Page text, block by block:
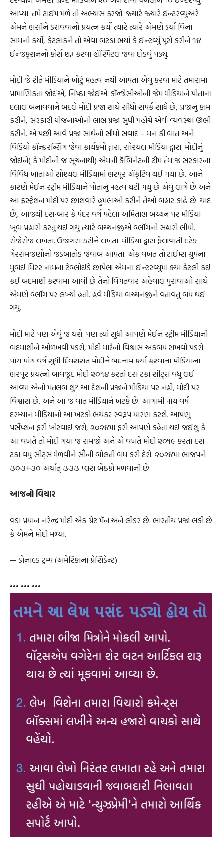
આપ્યા. તમે ટાઈમ મળે તો અભ્યાસ કરજો. જ્યારે જ્યારે ઈન્ટરવ્યુઅરે
એમને ભસીને ડરાવવાનો પ્રયત્ન કર્યો ત્યારે ત્યારે એમણે ડર્યા વિના
સામનો કર્યો, કેટલાકને તો એવાં બટકાં ભર્યાં કે ઈન્ટર્વ્યુ પૂરો કરીને ૧૪
ઈન્જક્‌શનનો કોર્સ શરૂ કરવા હૉસ્પિટલ જવા દોડવું પડ્યું.
મોદી જે રીતે મીડિયાને ખોટું મહત્વ નથી આપતા એવું કરવા માટે તમારામાં
પ્રામાણિકતા જોઈએ, નિષ્ઠા જોઈએ. કૉન્ગ્રેસીઓની જેમ મીડિયાને પોતાના
દલાલ બનાવવાને બદલે મોદી પ્રજા સાથે સીધો સંપર્ક સાધે છે, પ્રજાનું કામ
કરીને, સરકારી યોજનાઓનો લાભ પ્રજા સુધી પહોંચે એવી વ્યવસ્થા ઊભી
કરીને. એ પછી આવે પ્રજા સાથેનો સીધો સંવાદ – મન કી બાત અને
વિડિયો કૉન્ફરન્સિંગ જેવા કાર્યક્રમો દ્વારા, સોશ્યલ મીડિયા દ્વારા. મોદીનું
જોઈને( કે મોદીની જ સૂચનાથી) એમની કૅબિનેટની ટીમ તેમ જ સરકારનાં
વિવિધ ખાતાઓ સોશ્યલ મીડિયામાં ભરપૂર ઍક્‌ટિવ થઈ ગયા છે. આને
કારણે મેઈન સ્ટ્રીમ મીડિયાને પોતાનું મહત્વ ઘટી ગયું છે એવું લાગે છે અને
આ ફ્રસ્ટ્રેશન મોદી પર છાશવારે હુમલાઓ કરીને તેઓ બહાર કાઢે છે. યાદ
છે, આજથી દસ-બાર કે પંદર વર્ષ પહેલાં અમિતાભ બચ્ચન પર મીડિયા
ખૂબ પ્રહારો કરતું થઈ ગયું ત્યારે બચ્ચનજીએ બ્લૉગનો સહારો લીધો.
રોજેરોજ લખતા. ઉજાગરા કરીને લખતા. મીડિયા દ્વારા ફેલાવાતી દરેક
ગેરસમજણોનો જડબાતોડ જવાબ આપતા. એક વખત તો ટાઈમ્સ ગ્રુપના
મુંબઈ મિરર નામના ટેબ્લોઈડે છાપેલા એમના ઈન્ટરવ્યુમાં ક્યાં કેટલી કઈ
કઈ બદમાશી કરવામાં આવી છે તેનો વિગતવાર અહેવાલ પુરાવાઓ સાથે
એમણે બ્લૉગ પર લખ્યો હતો. હવે મીડિયા બચ્ચનજીને વતાવતું બંધ થઈ
ગયું.
મોદી માટે પણ એવું જ થશે. પણ ત્યાં સુધી આપણે મેઈન સ્ટ્રીમ મીડિયાની
બદમાશીને ઓળખવી પડશે, મોદી માટેનો વિશ્વાસ અકબંધ રાખવો પડશે.
પાંચ પાંચ વર્ષ સુધી દિવસરાત મોદીને બદનામ કર્યા કરવાના મીડિયાના
ભરપૂર પ્રયત્નો બાવજૂદ મોદી ૨૦૧૪ કરતાં દસ ટકા સીટ્‌સ વધુ લઈ
આવ્યા એનો મતલબ શું? આ દેશની પ્રજાને મીડિયા પર નહીં, મોદી પર
વિશ્વાસ છે. અને આ જ વાત મીડિયાને ખટકે છે. આગામી પાંચ વર્ષ
દરમ્યાન મીડિયાનો આ ખટકો ભયંકર સ્વરૂપ ધારણ કરશે, આપણું
પર્સેપ્શન ફરી ખોરવાઈ જશે, ૨૦૨૪માં ફરી આપણે કહેતા થઈ જઈશું કે
આ વખતે તો મોદી ગયા જ સમજો અને એ વખતે મોદી ૨૦૧૯ કરતાં દસ
ટકા વધુ સીટ્‌સ મેળવીને સૌની બોલતી બંધ કરી દેશે. ૨૦૨૪માં ભાજપને
૩૦૩+૩૦ અર્થાત્‌ ૩૩૩ પ્લસ બેઠકો મળવાની છે.
આજનો વિચાર
વડા પ્રધાન નરેન્દ્ર મોદી એક ગ્રેટ મૅન અને લીડર છે. ભારતીય પ્રજા લકી છે
કે એમને મોદી મળ્યા.
— ડોનાલ્ડ ટ્રમ્પ (અમેરિકાના પ્રેસિડેન્ટ)
••• ••• •••